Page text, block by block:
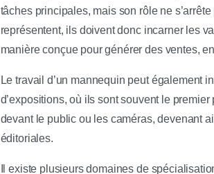
tâches principales, mais son rôle ne
représentent, ils doivent donc incarner les
manière conçue pour générer des ventes,
Le travail d’un mannequin peut également
d’expositions, où ils sont souvent le
devant le public ou les caméras, devenant
éditoriales.
Il existe plusieurs domaines de